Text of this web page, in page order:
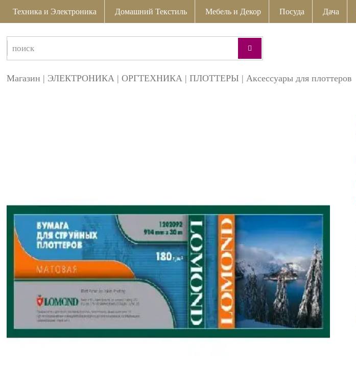
Техника и Электроника Домашний Текстиль Мебель и Декор Посуда Дача
Магазин | ЭЛЕКТРОНИКА |ОРГТЕХНИКА |ПЛОТТЕРЫ |Аксессуары для плоттеров